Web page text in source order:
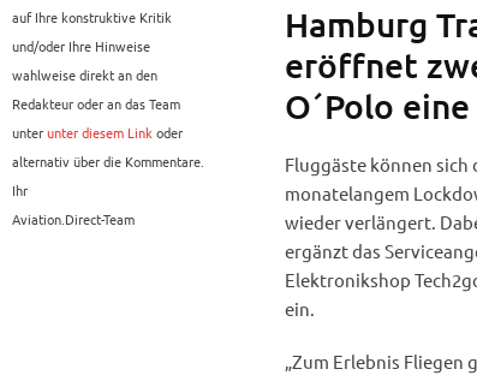
auf Ihre konstruktive Kritik
und/oder Ihre Hinweise
wahlweise direkt an den
Redakteur oder an das Team
unterunter diesem Linkoder
alternativ über die Kommentare.
Ihr
Aviation.Direct-Team
Hamburg
eröffnet
O´Polo
Fluggäste können
monatelangem
wieder verlängert.
ergänzt das
Elektronikshop
ein.
„Zum Erlebnis Fliegen